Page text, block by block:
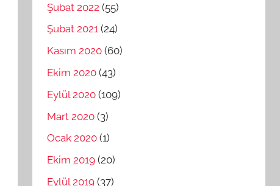
Şubat 2022 (55)
Şubat 2021 (24)
Kasım 2020 (60)
Ekim 2020 (43)
Eylül 2020 (109)
Mart 2020 (3)
Ocak 2020 (1)
Ekim 2019 (20)
Eylül 2019 (37)